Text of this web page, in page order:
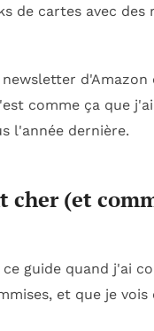
de cartes avec des
d'Amazon
comme ça que
l'année dernière.
cher (et
guide quand j'ai
et que je